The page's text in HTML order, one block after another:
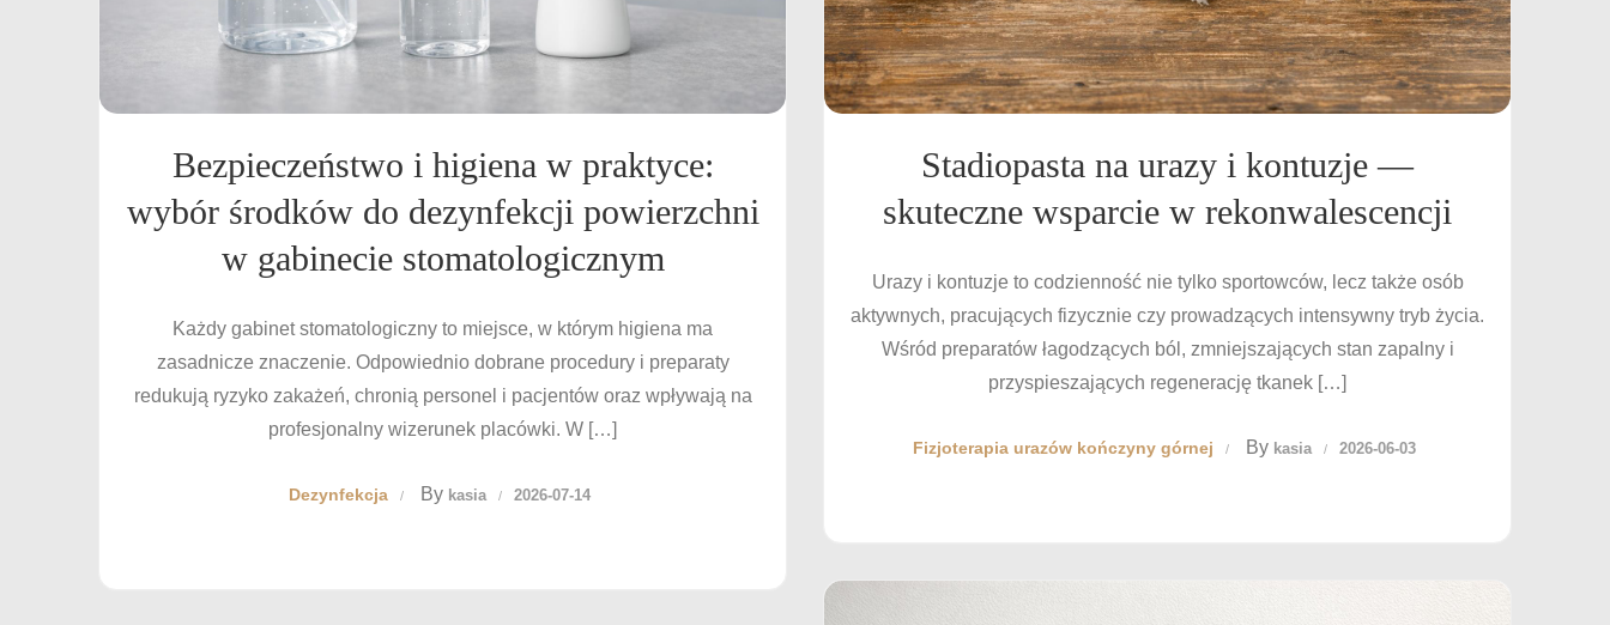
Bezpieczeństwo i higiena w praktyce:
wybór środków do dezynfekcji powierzchni
w gabinecie stomatologicznym
Każdy gabinet stomatologiczny to miejsce, w którym higiena ma
zasadnicze znaczenie. Odpowiednio dobrane procedury i preparaty
redukują ryzyko zakażeń, chronią personel i pacjentów oraz wpływają na
profesjonalny wizerunek placówki. W […]
Dezynfekcja By kasia 2026-07-14
Stadiopasta na urazy i kontuzje —
skuteczne wsparcie w rekonwalescencji
Urazy i kontuzje to codzienność nie tylko sportowców, lecz także osób
aktywnych, pracujących fizycznie czy prowadzących intensywny tryb życia.
Wśród preparatów łagodzących ból, zmniejszających stan zapalny i
przyspieszających regenerację tkanek […]
Fizjoterapia urazów kończyny górnej By kasia 2026-06-03